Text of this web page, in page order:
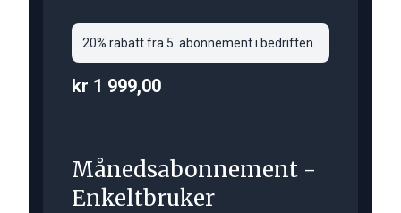
20% rabatt fra 5. abonnement i bedriften.
kr 1 999,00
Månedsabonnement -
Enkeltbruker